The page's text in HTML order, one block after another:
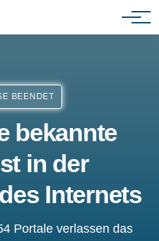
BEENDET
bekannte
in der
Internets
Portale verlassen das